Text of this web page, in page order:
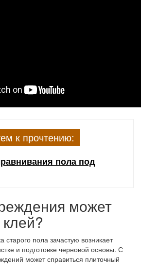
к прочтению:
пола под
может
старого пола зачастую возникает
и подготовке черновой основы. С
может справиться плиточный